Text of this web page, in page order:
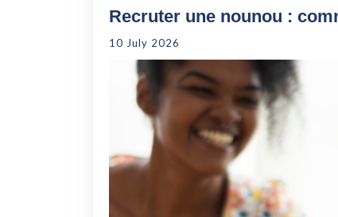
Recruter une nounou :
10 July 2026